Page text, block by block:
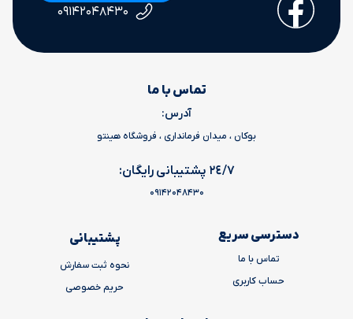
۰۹۱۴۲۰۴۸۴۳۰
تماس با ما
آدرس:
بوکان ، میدان فرمانداری ، فروشگاه هینتو
٢٤/٧ پشتیبانی رایگان:
09142048430
دسترسی سریع
تماس با ما
حساب کاربری
پشتیبانی
نحوه ثبت سفارش
حریم خصوصی